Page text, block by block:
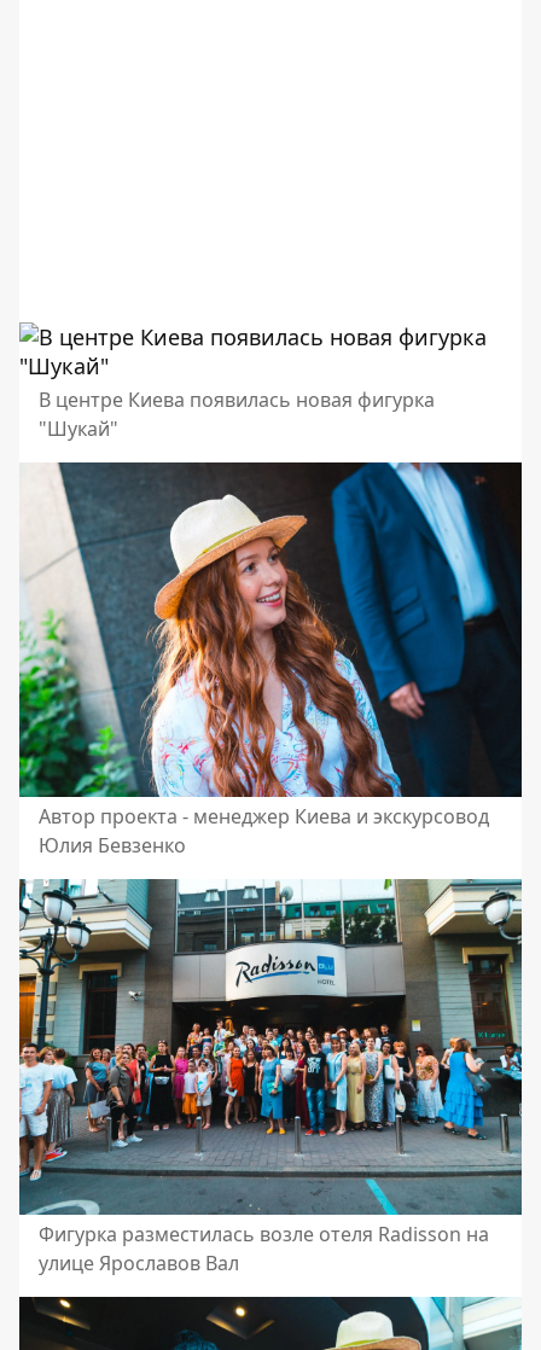
В центре Киева появилась новая фигурка
"Шукай"
Автор проекта - менеджер Киева и экскурсовод
Юлия Бевзенко
Фигурка разместилась возле отеля Radisson на
улице Ярославов Вал